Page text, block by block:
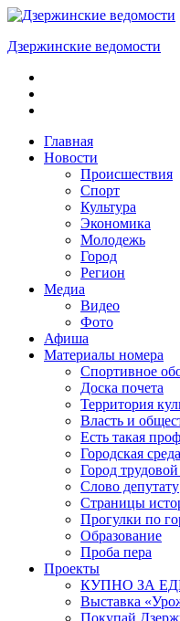
Skip
content
Дзержинские ведомости
ОБЩЕСТВЕННО-
ПОЛИТИЧЕСКАЯ
ГАЗЕТАГлавная
Новости
Происшествия
Спорт
Культура
Экономика
Молодежь
Город
Регион
Медиа
Видео
Фото
Афиша
Материалы номера
Спортивное
Доска почета
Территория
Власть и
Есть такая
Городская среда
Город
Слово депутату
Страницы
Прогулки по
Образование
Проба пера
Проекты
КУПНО ЗА
Выставка
Покупай